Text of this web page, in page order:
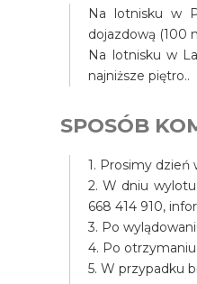
Na lotnisku w
dojazdową (100
Na lotnisku w
najniższe piętro..
SPOSÓB
1. Prosimy
2. W dniu
668 414 910,
3. Po
4. Po
5. W przypadku